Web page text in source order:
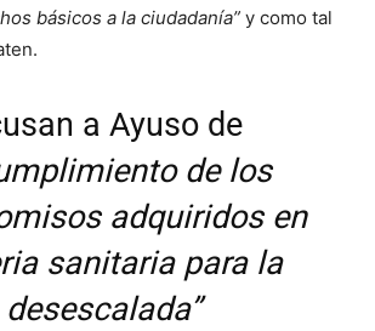
básicos a la ciudadanía” y como tal
a Ayuso de
de los
adquiridos en
sanitaria para la
desescalada”